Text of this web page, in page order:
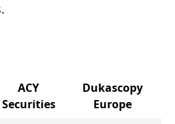
ACY
Securities
Dukascopy
Europe